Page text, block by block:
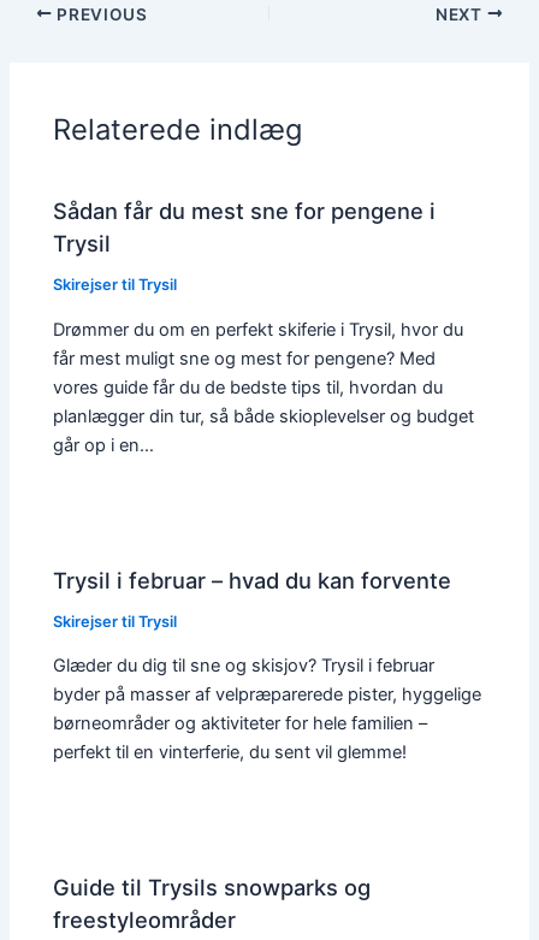
PREVIOUS NEXT
Relaterede indlæg
Sådan får du mest sne for pengene i
Trysil
Skirejser til Trysil
Drømmer du om en perfekt skiferie i Trysil, hvor du
får mest muligt sne og mest for pengene? Med
vores guide får du de bedste tips til, hvordan du
planlægger din tur, så både skioplevelser og budget
går op i en…
Trysil i februar – hvad du kan forvente
Skirejser til Trysil
Glæder du dig til sne og skisjov? Trysil i februar
byder på masser af velpræparerede pister, hyggelige
børneområder og aktiviteter for hele familien –
perfekt til en vinterferie, du sent vil glemme!
Guide til Trysils snowparks og
freestyleområder